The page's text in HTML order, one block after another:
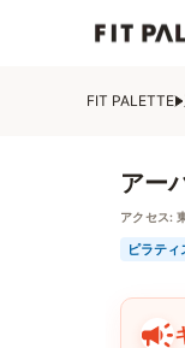
FIT PALETTE
アー
アクセス:
ピラティ